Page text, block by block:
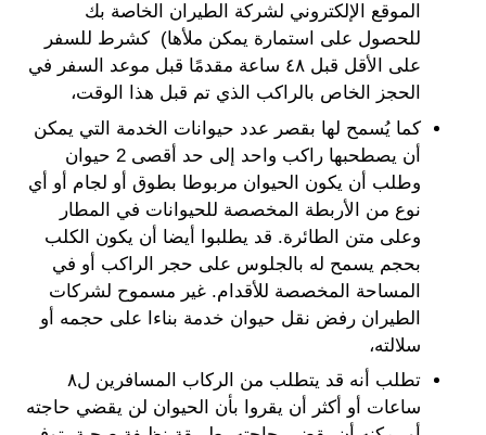
الموقع الإلكتروني لشركة الطيران الخاصة بك
للحصول على استمارة يمكن ملأها) كشرط للسفر
على الأقل قبل ٤٨ ساعة مقدمًا قبل موعد السفر في
الحجز الخاص بالراكب الذي تم قبل هذا الوقت،
كما يُسمح لها بقصر عدد حيوانات الخدمة التي يمكن
أن يصطحبها راكب واحد إلى حد أقصى 2 حيوان
وطلب أن يكون الحيوان مربوطا بطوق أو لجام أو أي
نوع من الأربطة المخصصة للحيوانات في المطار
وعلى متن الطائرة. قد يطلبوا أيضا أن يكون الكلب
بحجم يسمح له بالجلوس على حجر الراكب أو في
المساحة المخصصة للأقدام. غير مسموح لشركات
الطيران رفض نقل حيوان خدمة بناءا على حجمه أو
سلالته،
تطلب أنه قد يتطلب من الركاب المسافرين ل٨
ساعات أو أكثر أن يقروا بأن الحيوان لن يقضي حاجته